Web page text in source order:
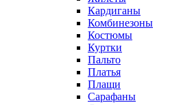
Кардиганы
Комбинезоны
Костюмы
Куртки
Пальто
Платья
Плащи
Сарафаны